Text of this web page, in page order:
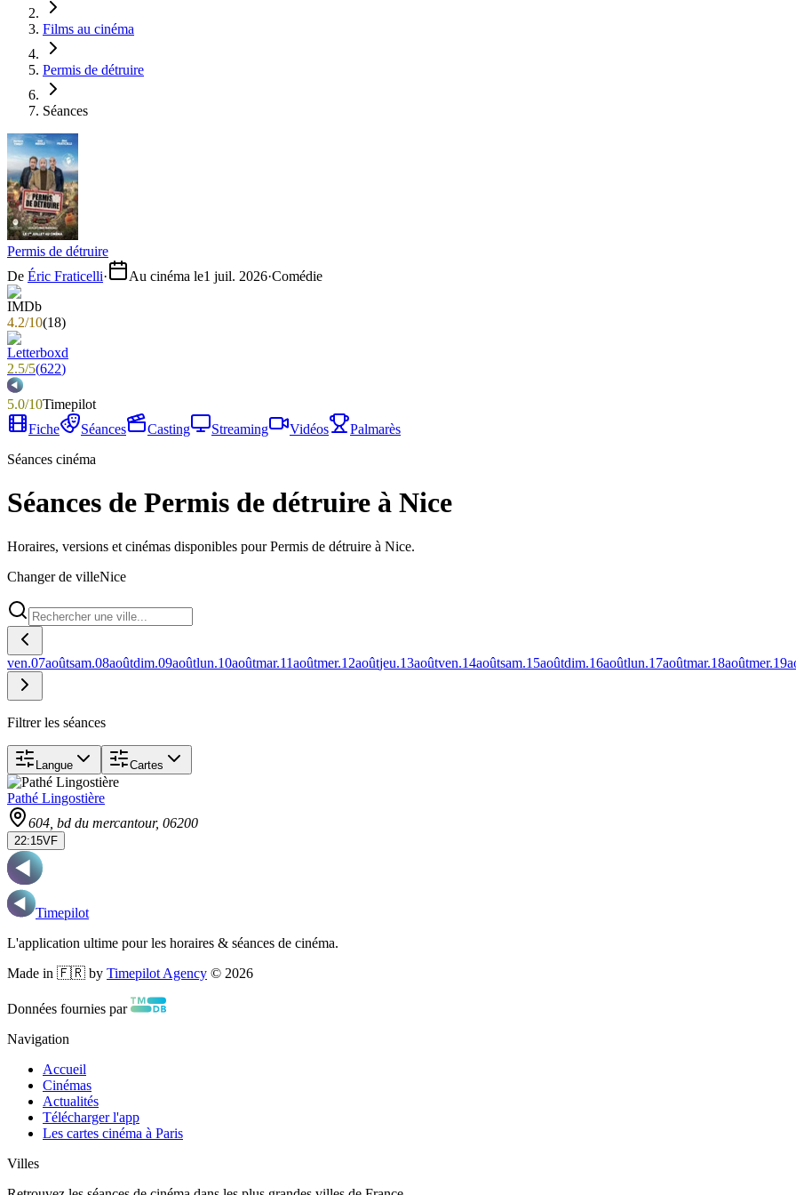
Films au cinéma
Permis de détruire
Séances
Permis de détruire
De Éric Fraticelli· Au cinéma le1 juil. 2026·Comédie
4.2/10(18)
2.5/5(622)
5.0/10Timepilot
Fiche
Séances Casting Streaming Vidéos
Palmarès
Séances cinéma
Séances de Permis de détruire à Nice
Horaires, versions et cinémas disponibles pour Permis de détruire à Nice.
Changer de villeNice
ven.07aoûtsam.08aoûtdim.09aoûtlun.10aoûtmar.11aoûtmer.12aoûtjeu.13aoûtven.14aoûtsam.15aoûtdim.16aoûtlun.17aoûtmar.18aoûtmer.19
Filtrer les séances
Langue Cartes
Pathé Lingostière
604, bd du mercantour, 06200
22:15VF
Timepilot
L'application ultime pour les horaires & séances de cinéma.
Made in 🇫🇷 by Timepilot Agency © 2026
Données fournies par
Navigation
Accueil
Cinémas
Actualités
Télécharger l'app
Les cartes cinéma à Paris
Villes